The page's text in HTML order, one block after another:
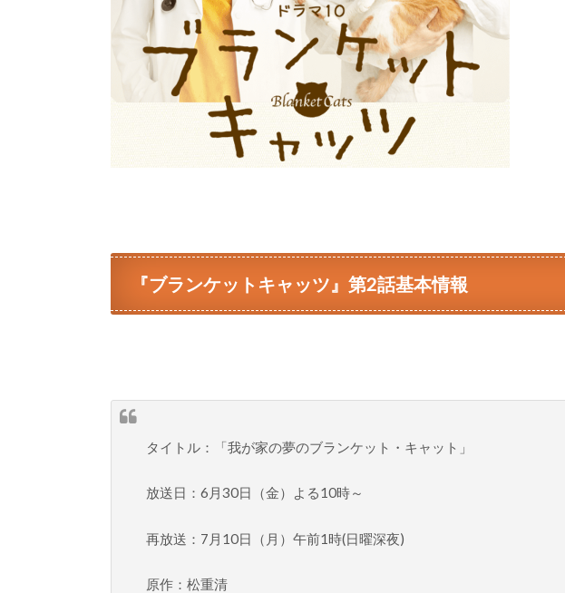
『ブランケットキャッツ』第2話基本情報
タイトル：「我が家の夢のブランケット・キャット」
放送日：6月30日（金）よる10時～
再放送：7月10日（月）午前1時(日曜深夜)
原作：松重清